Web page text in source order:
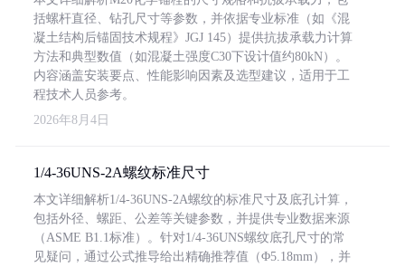
括螺杆直径、钻孔尺寸等参数，并依据专业标准（如《混
凝土结构后锚固技术规程》JGJ 145）提供抗拔承载力计算
方法和典型数值（如混凝土强度C30下设计值约80kN）。
内容涵盖安装要点、性能影响因素及选型建议，适用于工
程技术人员参考。
2026年8月4日
1/4-36UNS-2A螺纹标准尺寸
本文详细解析1/4-36UNS-2A螺纹的标准尺寸及底孔计算，
包括外径、螺距、公差等关键参数，并提供专业数据来源
（ASME B1.1标准）。针对1/4-36UNS螺纹底孔尺寸的常
见疑问，通过公式推导给出精确推荐值（Φ5.18mm），并